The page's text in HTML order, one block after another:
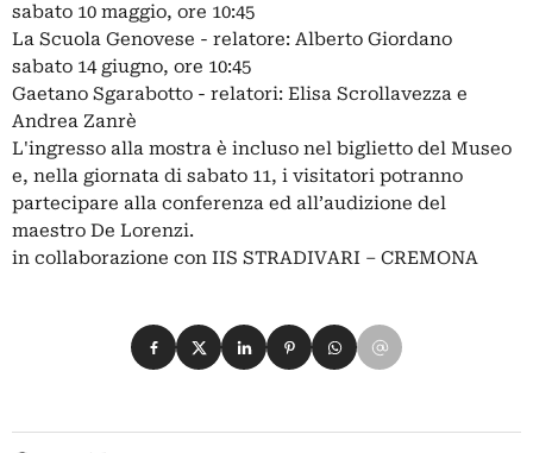
sabato 10 maggio, ore 10:45
La Scuola Genovese - relatore: Alberto Giordano
sabato 14 giugno, ore 10:45
Gaetano Sgarabotto - relatori: Elisa Scrollavezza e
Andrea Zanrè
L'ingresso alla mostra è incluso nel biglietto del Museo
e, nella giornata di sabato 11, i visitatori potranno
partecipare alla conferenza ed all’audizione del
maestro De Lorenzi.
in collaborazione con IIS STRADIVARI – CREMONA
Condividi su Facebook
Condividi su X
Condividi su LinkedIn
Condividi su Pinterest
Condividi su WhatsApp
Condividi su Email